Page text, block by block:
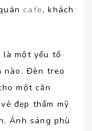
cafe, khách
một yếu tố
nào. Đèn treo
một căn
đẹp thẩm mỹ
Ánh sáng phù